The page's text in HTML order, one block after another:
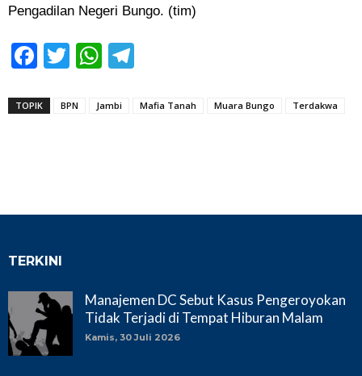
Pengadilan Negeri Bungo. (tim)
Facebook
TwitterWhatsApp
TOPIK BPN Jambi Mafia Tanah Muara Bungo Terdakwa
TERKINI
Manajemen DC Sebut Kasus Pengeroyokan
Tidak Terjadi di Tempat Hiburan Malam
Kamis, 30 Juli 2026